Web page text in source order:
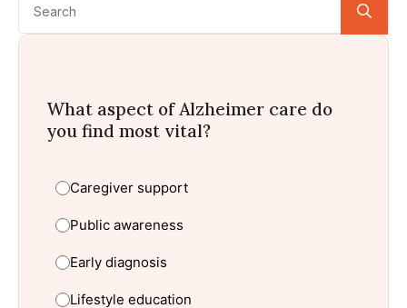
What aspect of Alzheimer care do
you find most vital?
Caregiver support
Public awareness
Early diagnosis
Lifestyle education